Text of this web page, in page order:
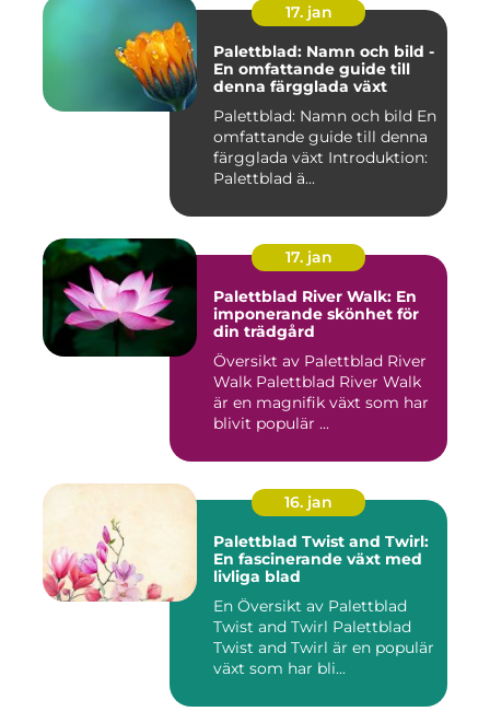
17. jan
Palettblad: Namn och bild -
En omfattande guide till
denna färgglada växt
Palettblad: Namn och bild En
omfattande guide till denna
färgglada växt Introduktion:
Palettblad ä...
17. jan
Palettblad River Walk: En
imponerande skönhet för
din trädgård
Översikt av Palettblad River
Walk Palettblad River Walk
är en magnifik växt som har
blivit populär ...
16. jan
Palettblad Twist and Twirl:
En fascinerande växt med
livliga blad
En Översikt av Palettblad
Twist and Twirl Palettblad
Twist and Twirl är en populär
växt som har bli...